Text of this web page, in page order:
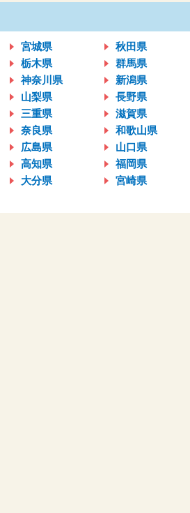
宮城県
秋田県
栃木県
群馬県
神奈川県
新潟県
山梨県
長野県
三重県
滋賀県
奈良県
和歌山県
広島県
山口県
高知県
福岡県
大分県
宮崎県